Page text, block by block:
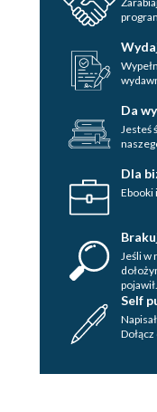
Da
Jesteś
Dla
Ebooki
Jeśli w
pojawił.
Self